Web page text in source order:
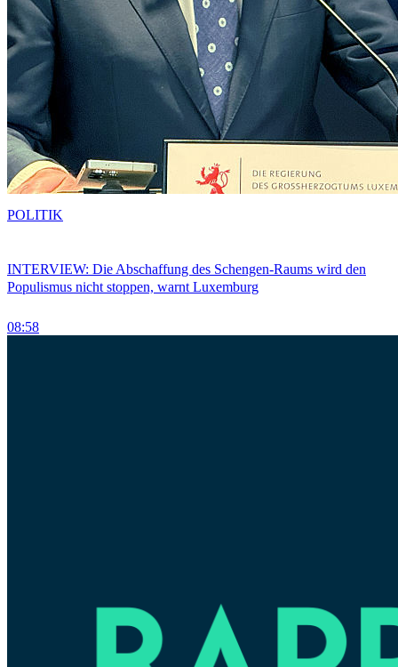
INTERVIEW: Die Abschaffung des Schengen-Raums wird den
Populismus nicht stoppen, warnt Luxemburg
08:58
POLITIK